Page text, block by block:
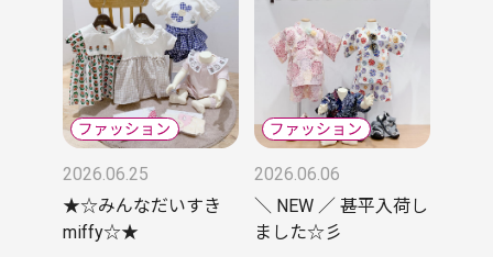
2026.06.25
★☆みんなだいすき
miffy☆★
2026.06.06
＼ NEW ／ 甚平入荷し
ました☆彡